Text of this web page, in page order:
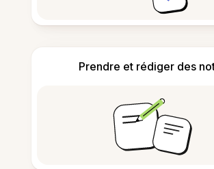
Prendre et rédiger des